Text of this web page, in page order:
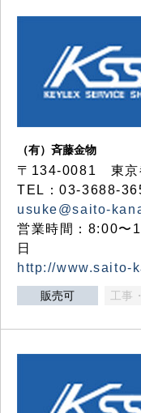
（有）斉藤金物
〒134-0081 東京
TEL：03-3688-
usuke@saito-
営業時間：8:00〜
日
http://www.saito-
販売可 工事